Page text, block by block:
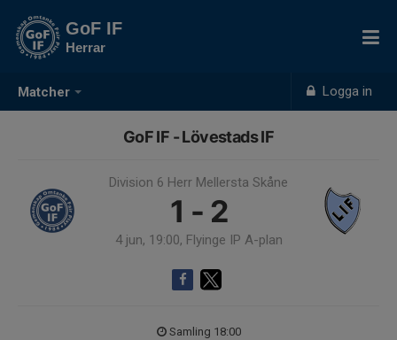
Matcher Logga in
GoF IF
Herrar
GoF IF - Lövestads IF
Division 6 Herr Mellersta Skåne
1 - 2
4 jun, 19:00, Flyinge IP A-plan
Samling 18:00